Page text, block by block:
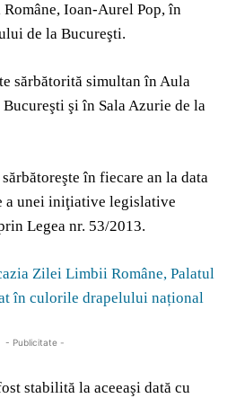
Ioan-Aurel Pop, în
de la Bucureşti.
sărbătorită simultan în Aula
şi în Sala Azurie de la
în fiecare an la data
a unei iniţiative legislative
Legea nr. 53/2013.
Zilei Limbii Române, Palatul
în culorile drapelului național
- Publicitate -
stabilită la aceeaşi dată cu